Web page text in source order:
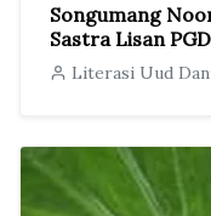
Songumang
Sastra Lisan
Literasi Uud